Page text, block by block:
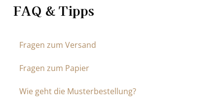
FAQ & Tipps
Fragen zum Versand
Fragen zum Papier
Wie geht die Musterbestellung?